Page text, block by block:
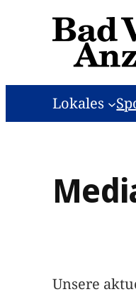
Lokales
Unsere